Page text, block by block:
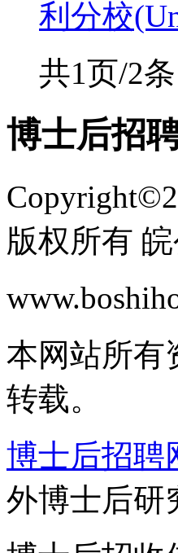
利分校
共1页/2条
博士后招
版权所有
本网站所有
转载。
博士后招聘
外博士后研